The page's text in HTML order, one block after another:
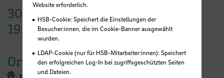
30. August 2026 –
19. September 2026
Ort
Website erforderlich.
HSB-Cookie: Speichert die Einstellungen der
Besucher:innen, die im Cookie-Banner ausgewählt
wurden.
LDAP-Cookie (nur für HSB-Mitarbeiter:innen): Speichert
den erfolgreichen Log-In bei zugriffsgeschützten Seiten
und Dateien.